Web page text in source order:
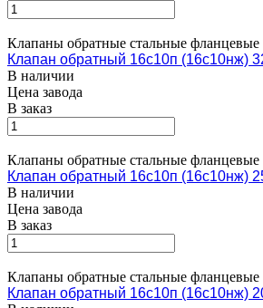
Клапаны обратные стальные фланцевые
Клапан обратный 16с10п (16с10нж)
В наличии
Цена завода
В заказ
Клапаны обратные стальные фланцевые
Клапан обратный 16с10п (16с10нж)
В наличии
Цена завода
В заказ
Клапаны обратные стальные фланцевые
Клапан обратный 16с10п (16с10нж)